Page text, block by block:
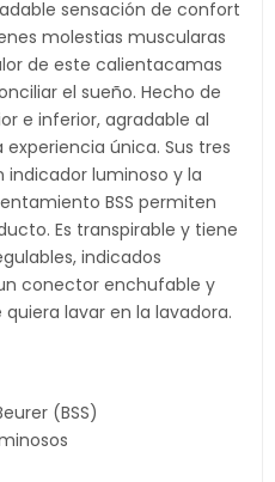
sensación de confort
molestias muscularas
de este calientacamas
el sueño. Hecho de
e inferior, agradable al
única. Sus tres
luminoso y la
BSS permiten
Es transpirable y tiene
indicados
conector enchufable y
lavar en la lavadora.
(BSS)